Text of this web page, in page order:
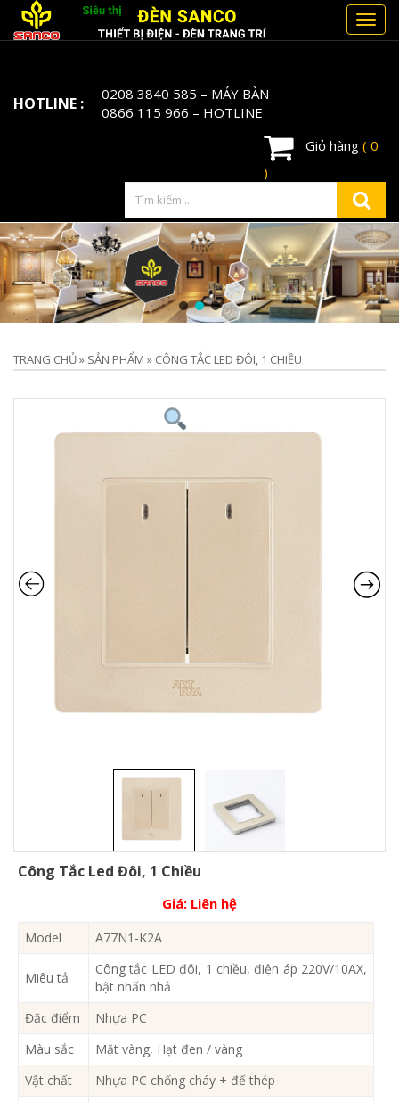
HOTLINE : 0208 3840 585 – MÁY BÀN
0866 115 966 – HOTLINE
Giỏ hàng ( 0
)
TRANG CHỦ» SẢN PHẨM » CÔNG TẮC LED ĐÔI, 1 CHIỀU
Công Tắc Led Đôi, 1 Chiều
Giá: Liên hệ
Model A77N1-K2A
Miêu tả
Công tắc LED đôi, 1 chiều, điện áp 220V/10AX,
bật nhấn nhả
Đặc điểm
Nhựa PC
Màu sắc
Mặt vàng, Hạt đen / vàng
Vật chất
Nhựa PC chống cháy + đế thép